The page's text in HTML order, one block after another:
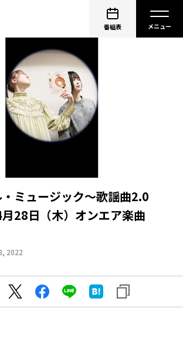
番組表
・ミュージック～歌謡曲2.0
28日（木）オンエア楽曲
2022